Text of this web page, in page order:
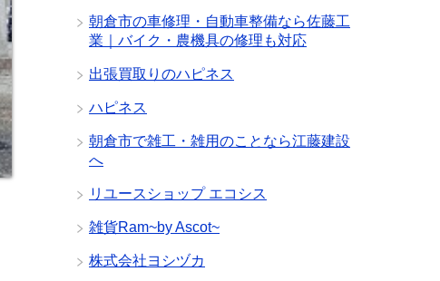
朝倉市の車修理・自動車整備なら佐藤工
業｜バイク・農機具の修理も対応
出張買取りのハピネス
ハピネス
朝倉市で雑工・雑用のことなら江藤建設
へ
リユースショップ エコシス
雑貨Ram~by Ascot~
株式会社ヨシヅカ